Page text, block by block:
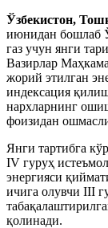
Ўзбекистон,
июнидан бошлаб
газ учун янги
Вазирлар
жорий этилган
индексация
нархларнинг
фоизидан
Янги тартибга
IV гуруҳ
энергияси
ичига олувчи III
қолинади.